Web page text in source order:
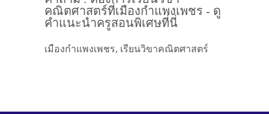
คณิตศาสตร์ที่เมืองกำแพงเพชร - ดู
คำแนะนำครูสอนพิเศษที่นี่
เมืองกำแพงเพชร, เรียนวิขาคณิตศาสตร์